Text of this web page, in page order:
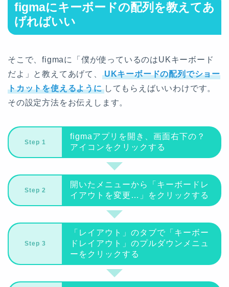
figmaにキーボードの配列を教えてあ
げればいい
そこで、figmaに「僕が使っているのはUKキーボード
だよ」と教えてあげて、
UKキーボードの配列でショー
トカットを使えるように してもらえばいいわけです。
その設定方法をお伝えします。
figmaアプリを開き、画面右下の？
アイコンをクリックする
開いたメニューから「キーボードレ
イアウトを変更…」をクリックする
「レイアウト」のタブで「キーボー
ドレイアウト」のプルダウンメニュ
ーをクリックする